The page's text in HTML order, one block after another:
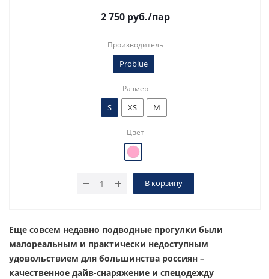
2 750руб./пар
Производитель
Problue
Размер
S XS M
Цвет
В корзину
Еще совсем недавно подводные прогулки были
малореальным и практически недоступным
удовольствием для большинства россиян –
качественное дайв-снаряжение и спецодежду